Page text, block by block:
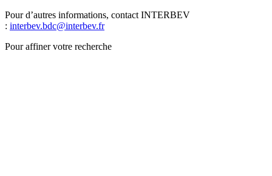
Pour d’autres informations, contact INTERBEV
: interbev.bdc@interbev.fr
Pour affiner votre recherche